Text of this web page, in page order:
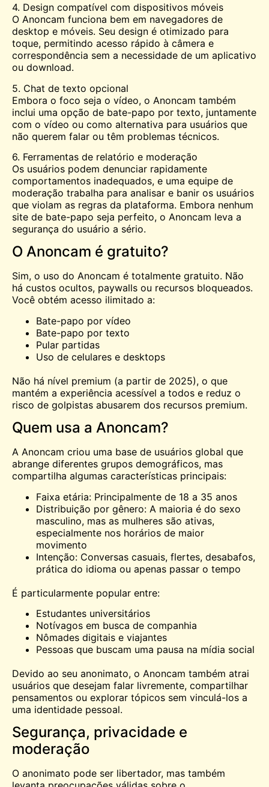
4. Design compatível com dispositivos móveis
O Anoncam funciona bem em navegadores de
desktop e móveis. Seu design é otimizado para
toque, permitindo acesso rápido à câmera e
correspondência sem a necessidade de um aplicativo
ou download.
5. Chat de texto opcional
Embora o foco seja o vídeo, o Anoncam também
inclui uma opção de bate-papo por texto, juntamente
com o vídeo ou como alternativa para usuários que
não querem falar ou têm problemas técnicos.
6. Ferramentas de relatório e moderação
Os usuários podem denunciar rapidamente
comportamentos inadequados, e uma equipe de
moderação trabalha para analisar e banir os usuários
que violam as regras da plataforma. Embora nenhum
site de bate-papo seja perfeito, o Anoncam leva a
segurança do usuário a sério.
O Anoncam é gratuito?
Sim, o uso do Anoncam é totalmente gratuito. Não
há custos ocultos, paywalls ou recursos bloqueados.
Você obtém acesso ilimitado a:
Bate-papo por vídeo
Bate-papo por texto
Pular partidas
Uso de celulares e desktops
Não há nível premium (a partir de 2025), o que
mantém a experiência acessível a todos e reduz o
risco de golpistas abusarem dos recursos premium.
Quem usa a Anoncam?
A Anoncam criou uma base de usuários global que
abrange diferentes grupos demográficos, mas
compartilha algumas características principais:
Faixa etária: Principalmente de 18 a 35 anos
Distribuição por gênero: A maioria é do sexo
masculino, mas as mulheres são ativas,
especialmente nos horários de maior
movimento
Intenção: Conversas casuais, flertes, desabafos,
prática do idioma ou apenas passar o tempo
É particularmente popular entre:
Estudantes universitários
Notívagos em busca de companhia
Nômades digitais e viajantes
Pessoas que buscam uma pausa na mídia social
Devido ao seu anonimato, o Anoncam também atrai
usuários que desejam falar livremente, compartilhar
pensamentos ou explorar tópicos sem vinculá-los a
uma identidade pessoal.
Segurança, privacidade e
moderação
O anonimato pode ser libertador, mas também